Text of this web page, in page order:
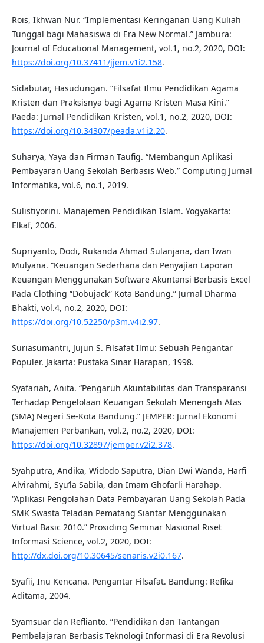
Rois, Ikhwan Nur. “Implementasi Keringanan Uang Kuliah
Tunggal bagi Mahasiswa di Era New Normal.” Jambura:
Journal of Educational Management, vol.1, no.2, 2020, DOI:
https://doi.org/10.37411/jjem.v1i2.158.
Sidabutar, Hasudungan. “Filsafat Ilmu Pendidikan Agama
Kristen dan Praksisnya bagi Agama Kristen Masa Kini.”
Paeda: Jurnal Pendidikan Kristen, vol.1, no.2, 2020, DOI:
https://doi.org/10.34307/peada.v1i2.20.
Suharya, Yaya dan Firman Taufig. “Membangun Aplikasi
Pembayaran Uang Sekolah Berbasis Web.” Computing Jurnal
Informatika, vol.6, no.1, 2019.
Sulistiyorini. Manajemen Pendidikan Islam. Yogyakarta:
Elkaf, 2006.
Supriyanto, Dodi, Rukanda Ahmad Sulanjana, dan Iwan
Mulyana. “Keuangan Sederhana dan Penyajian Laporan
Keuangan Menggunakan Software Akuntansi Berbasis Excel
Pada Clothing “Dobujack” Kota Bandung.” Jurnal Dharma
Bhakti, vol.4, no.2, 2020, DOI:
https://doi.org/10.52250/p3m.v4i2.97.
Suriasumantri, Jujun S. Filsafat Ilmu: Sebuah Pengantar
Populer. Jakarta: Pustaka Sinar Harapan, 1998.
Syafariah, Anita. “Pengaruh Akuntabilitas dan Transparansi
Terhadap Pengelolaan Keuangan Sekolah Menengah Atas
(SMA) Negeri Se-Kota Bandung.” JEMPER: Jurnal Ekonomi
Manajemen Perbankan, vol.2, no.2, 2020, DOI:
https://doi.org/10.32897/jemper.v2i2.378.
Syahputra, Andika, Widodo Saputra, Dian Dwi Wanda, Harfi
Alvirahmi, Syu’la Sabila, dan Imam Ghofarli Harahap.
“Aplikasi Pengolahan Data Pembayaran Uang Sekolah Pada
SMK Swasta Teladan Pematang Siantar Menggunakan
Virtual Basic 2010.” Prosiding Seminar Nasional Riset
Informasi Science, vol.2, 2020, DOI:
http://dx.doi.org/10.30645/senaris.v2i0.167.
Syafii, Inu Kencana. Pengantar Filsafat. Bandung: Refika
Aditama, 2004.
Syamsuar dan Reflianto. “Pendidikan dan Tantangan
Pembelajaran Berbasis Teknologi Informasi di Era Revolusi